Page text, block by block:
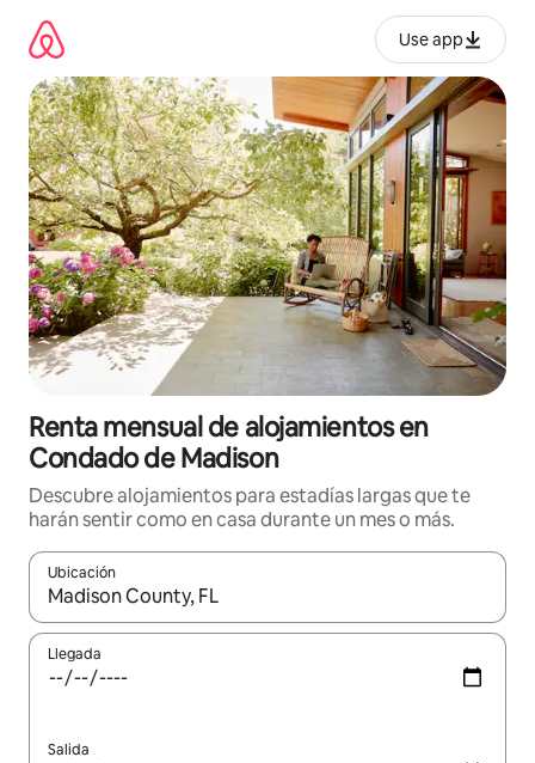
contenido
Use app
Renta mensual de alojamientos en
Condado de Madison
Descubre alojamientos para estadías largas que te
harán sentir como en casa durante un mes o más.
Ubicación
Cuando los resultados estén disponibles, navega con las
Llegada
Salida